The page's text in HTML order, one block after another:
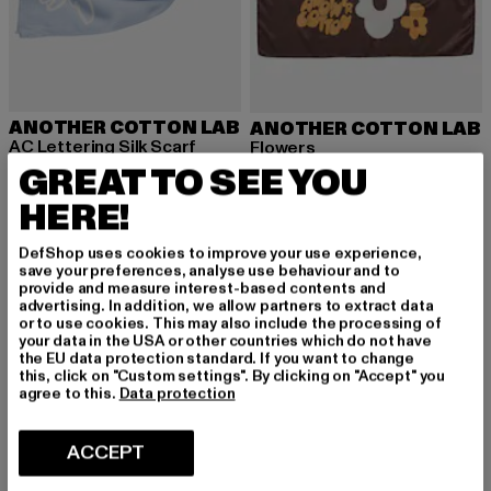
ANOTHER COTTON LAB
AC Lettering Silk Scarf
EUR 26,93
Huidige prijs: EUR 26,93
EUR 35,90Actieprijs: EUR 35,90
ANOTHER COTTON LAB
Flowers
EUR 25,13
Huidige prijs: EUR 25,13
EUR 35,90
-58% -25%
GREAT TO SEE YOU
HERE!
DefShop uses cookies to improve your use experience,
save your preferences, analyse use behaviour and to
provide and measure interest-based contents and
advertising. In addition, we allow partners to extract data
or to use cookies. This may also include the processing of
your data in the USA or other countries which do not have
the EU data protection standard. If you want to change
this, click on "Custom settings". By clicking on "Accept" you
agree to this. Data protection
ACCEPT